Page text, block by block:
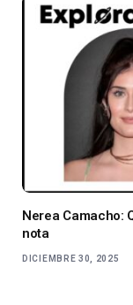
Nerea Camacho:
nota
DICIEMBRE 30, 2025